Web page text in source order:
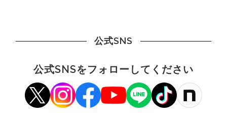
公式SNS
公式SNSをフォローしてください